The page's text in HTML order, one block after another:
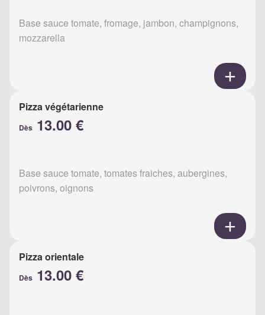
Base sauce tomate, fromage, jambon, champignons,
mozzarella
Pizza végétarienne
Dès 13.00 €
Base sauce tomate, tomates fraiches, aubergines,
poivrons, oignons
Pizza orientale
Dès 13.00 €